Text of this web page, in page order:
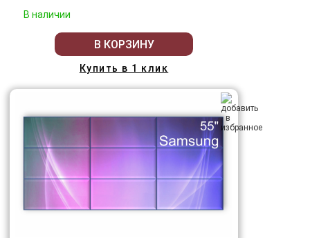
В наличии
В КОРЗИНУ
Купить в 1 клик